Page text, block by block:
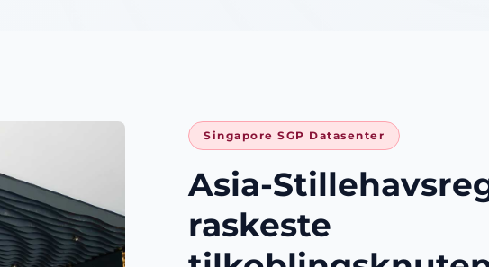
Singapore SGP Datasenter
Asia-
raskeste